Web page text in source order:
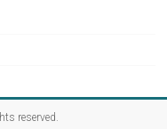
reserved.